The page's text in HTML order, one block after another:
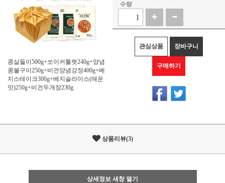
콩살들이500g+쏘이커틀렛240g+양념
콩불구이250g+비건양념강정400g+베
지스테이크300g+베지슬라이스(매운
맛)250g+비건두개장230g
수량
관심상품 장바구니
구매하기
상품리뷰(3)
상세정보 새창 열기